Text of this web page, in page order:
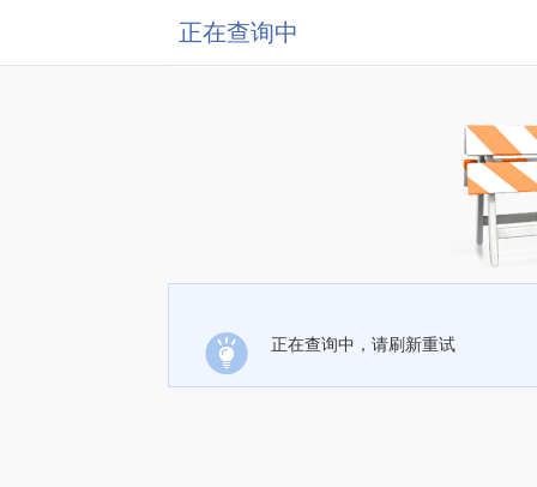
正在查询中
正在查询中，请刷新重试